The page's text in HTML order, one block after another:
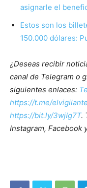
asignarle el
Estos son los
150.000 dólares:
¿Deseas recibir
canal de Telegram o
siguientes enlaces:
https://t.me/
https://bit.ly/3wjIg7T.
Instagram, Facebook